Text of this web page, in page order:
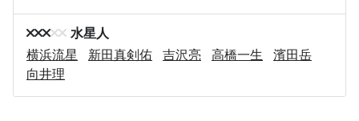
水星人
横浜流星
新田真剣佑 吉沢亮 高橋一生
濱田岳
向井理